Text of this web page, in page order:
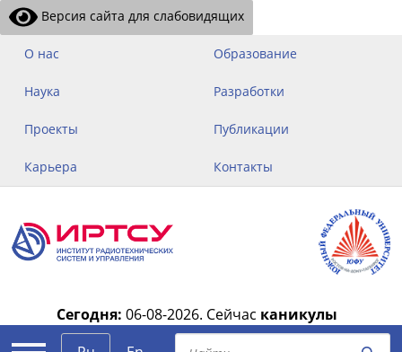
Версия сайта для слабовидящих
О нас Образование
Наука Разработки
Проекты Публикации
Карьера Контакты
Сегодня: 06-08-2026. Сейчас каникулы